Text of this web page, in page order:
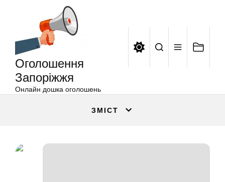
Оголошення
Запоріжжя
Онлайн дошка оголошень
ЗМІСТ